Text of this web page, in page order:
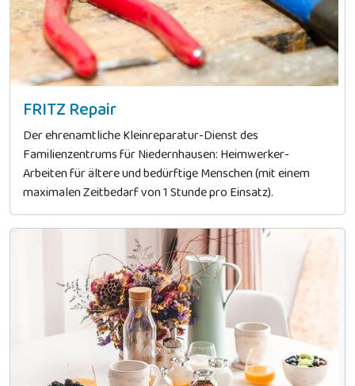
FRITZ Repair
Der ehrenamtliche Kleinreparatur-Dienst des
Familienzentrums für Niedernhausen: Heimwerker-
Arbeiten für ältere und bedürftige Menschen (mit einem
maximalen Zeitbedarf von 1 Stunde pro Einsatz).